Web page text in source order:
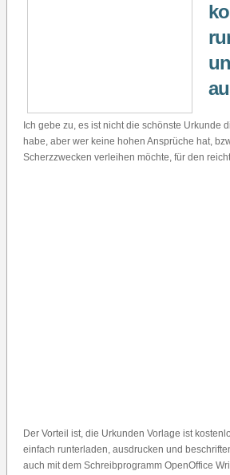
Ich gebe zu, es ist nicht die schönste Urkunde
habe, aber wer keine hohen Ansprüche hat,
Scherzzwecken verleihen möchte, für den
Der Vorteil ist, die Urkunden Vorlage ist
einfach runterladen, ausdrucken und
auch mit dem Schreibprogramm OpenOffice